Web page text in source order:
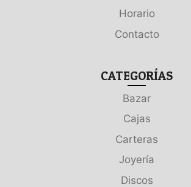
Horario
Contacto
CATEGORÍAS
Bazar
Cajas
Carteras
Joyería
Discos